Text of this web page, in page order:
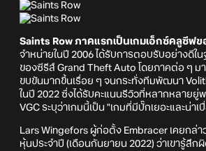
Saints Row ภาคแรกเป็นเกมเอ็กซ์คลูซีฟข
จำหน่ายในปี 2006 ได้รับการตอบรับอย่างดีใน
ของซีรีส์ Grand Theft Auto โดยภาคต่อ ๆ ม
ขบขันมากขึ้นเรื่อย ๆ จนกระทั่งทีมพัฒนา
ในปี 2022 ซึ่งได้รับคะแนนรีวิวที่หลากหลายยู่
VGC ระบุว่าเกมนี้เป็น "เกมที่มีบั๊กเยอะและน่าเ
Lars Wingefors ผู้ก่อตั้ง Embracer เคยกล่า
หุ้นประจำปี (เดือนกันยายน 2022) ว่าเขารู้สึ